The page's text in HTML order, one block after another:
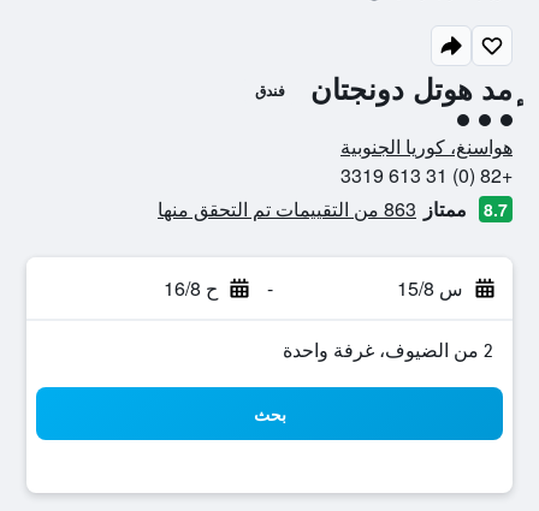
ٕمد هوتل دونجتان فندق
تقييم فئة 3
هواسنغ، كوريا الجنوبية
+82 (0) 31 613 3319
8.7 ممتاز 863 من التقييمات تم التحقق منها
س 15/8 - ح 16/8
2 من الضيوف، غرفة واحدة
بحث